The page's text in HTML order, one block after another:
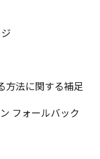
方法に関する補足
フォールバック